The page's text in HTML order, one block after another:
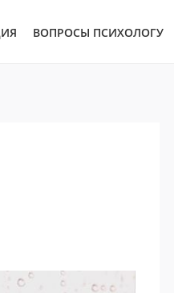
ВОПРОСЫ ПСИХОЛОГУ